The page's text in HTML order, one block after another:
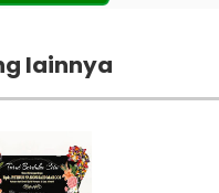
lainnya